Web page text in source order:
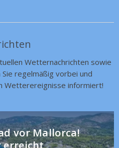
Wetternachrichten sowie
regelmäßig vorbei und
Wetterereignisse informiert!
vor Mallorca!